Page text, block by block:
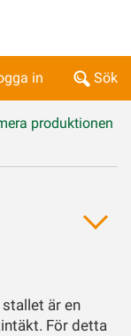
Sök
in
produktionen
är en
För detta